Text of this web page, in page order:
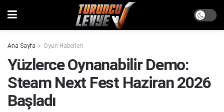
Ana Sayfa Oyun Haberleri
Yüzlerce Oynanabilir Demo:
Steam Next Fest Haziran 2026
Başladı